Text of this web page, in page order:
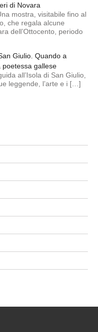
di Novara
mostra, visitabile fino al
che regala alcune
dell’Ottocento, periodo
Giulio. Quando a
gallese
all’Isola di San Giulio,
leggende, l’arte e i […]